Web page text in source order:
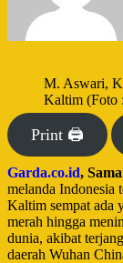
M. Aswari,
Kaltim (Foto
Print 🖨
Garda.co.id,
melanda Indonesia
Kaltim sempat ada
merah hingga
dunia, akibat
daerah Wuhan